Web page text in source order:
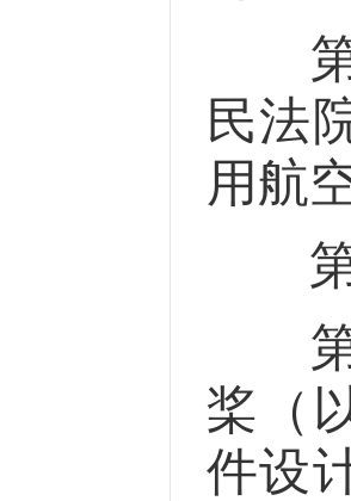
第
民法
用航
第
第
桨（
件设